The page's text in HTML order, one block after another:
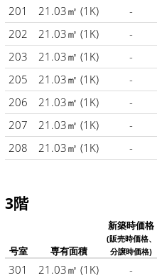
201 21.03㎡ (1K) -
202
21.03㎡ (1K) -
203
21.03㎡ (1K) -
205
21.03㎡ (1K) -
206
21.03㎡ (1K) -
207
21.03㎡ (1K) -
208
21.03㎡ (1K) -
3階
号室 専有面積
新築時価格
(販売時価格、
分譲時価格)
301 21.03㎡ (1K) -